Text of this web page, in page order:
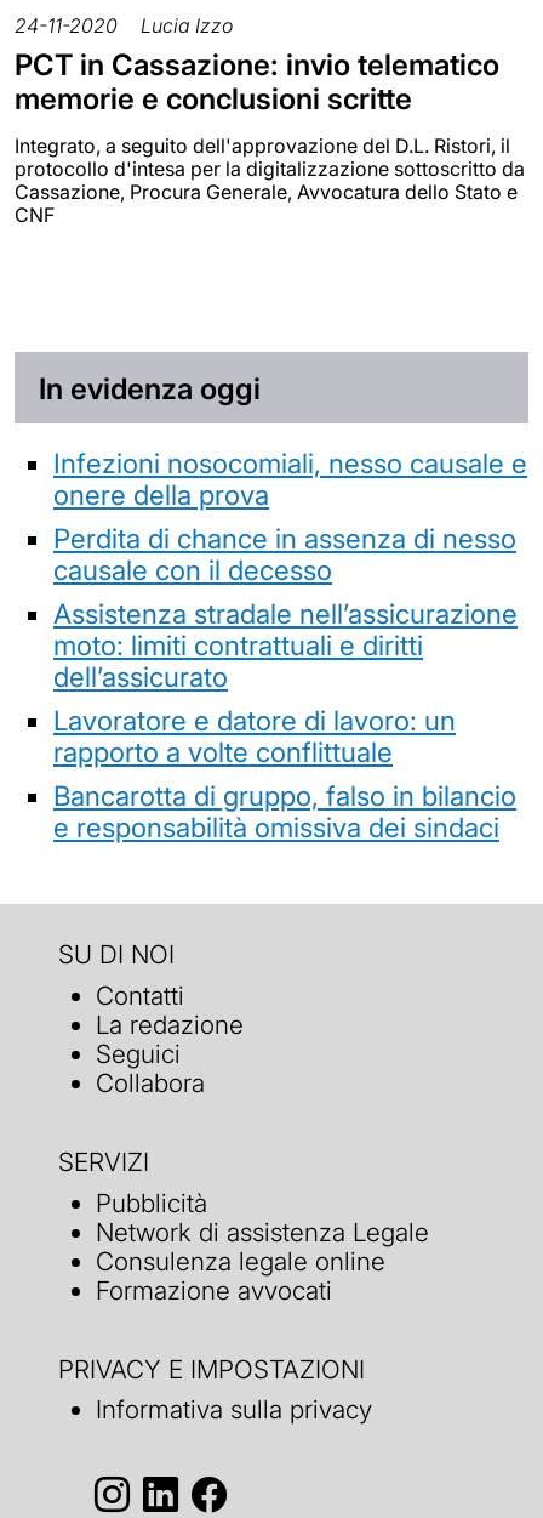
24-11-2020 Lucia Izzo
PCT in Cassazione: invio telematico
memorie e conclusioni scritte
Integrato, a seguito dell'approvazione del D.L. Ristori, il
protocollo d'intesa per la digitalizzazione sottoscritto da
Cassazione, Procura Generale, Avvocatura dello Stato e
CNF
In evidenza oggi
Infezioni nosocomiali, nesso causale e
onere della prova
Perdita di chance in assenza di nesso
causale con il decesso
Assistenza stradale nell’assicurazione
moto: limiti contrattuali e diritti
dell’assicurato
Lavoratore e datore di lavoro: un
rapporto a volte conflittuale
Bancarotta di gruppo, falso in bilancio
e responsabilità omissiva dei sindaci
SU DI NOI
Contatti
La redazione
Seguici
Collabora
SERVIZI
Pubblicità
Network di assistenza Legale
Consulenza legale online
Formazione avvocati
PRIVACY E IMPOSTAZIONI
Informativa sulla privacy